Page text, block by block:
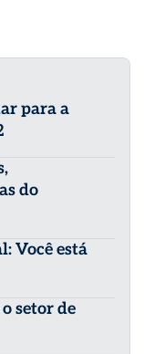
para a
do
Você está
setor de